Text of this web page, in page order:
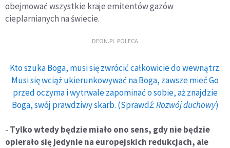
obejmować wszystkie kraje emitentów gazów
cieplarnianych na świecie.
DEON.PL POLECA
Kto szuka Boga, musi się zwrócić całkowicie do wewnątrz.
Musi się wciąż ukierunkowywać na Boga, zawsze mieć Go
przed oczyma i wytrwale zapominać o sobie, aż znajdzie
Boga, swój prawdziwy skarb. (Sprawdź:Rozwój duchowy)
- Tylko wtedy będzie miało ono sens, gdy nie będzie
opierało się jedynie na europejskich redukcjach, ale